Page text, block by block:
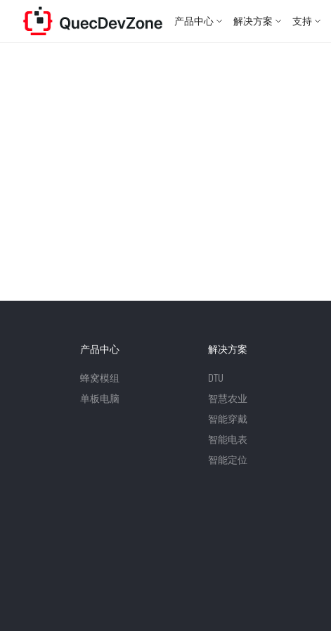
产品中心 解决方案 支持
产品中心
蜂窝模组
单板电脑
解决方案
DTU
智慧农业
智能穿戴
智能电表
智能定位